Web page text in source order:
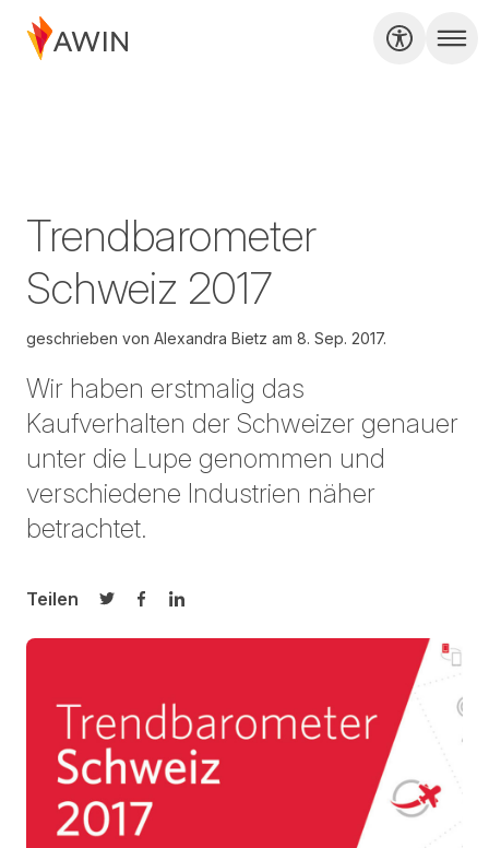
Trendbarometer
Schweiz 2017
geschrieben von Alexandra Bietz am 8. Sep. 2017.
Wir haben erstmalig das
Kaufverhalten der Schweizer genauer
unter die Lupe genommen und
verschiedene Industrien näher
betrachtet.
Teilen
Auf Twitter teilen
Auf Facebook teilen
Auf LinkedIn teilen